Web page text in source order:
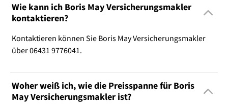
Wie kann ich Boris May Versicherungsmakler
kontaktieren?
Kontaktieren können Sie Boris May Versicherungsmakler
über 06431 9776041.
Woher weiß ich, wie die Preisspanne für Boris
May Versicherungsmakler ist?